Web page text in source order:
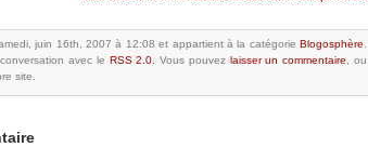
juin 16th, 2007 à 12:08et appartient à la catégorie Blogosphère
avec le RSS 2.0 .Vous pouvez laisser un commentaire
, ou
site.